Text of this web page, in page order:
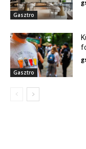
Gasztro
Gasztro